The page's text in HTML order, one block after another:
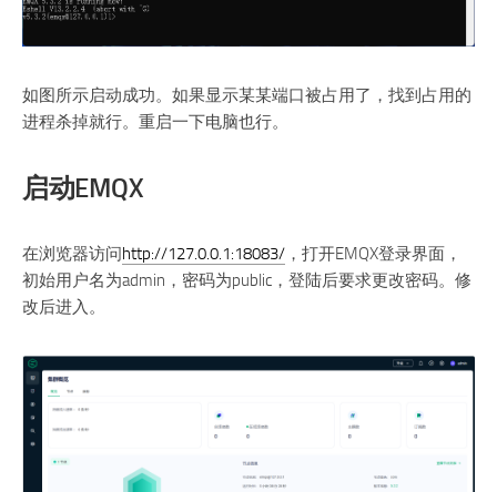
如图所示启动成功。如果显示某某端口被占用了，找到占用的
进程杀掉就行。重启一下电脑也行。
启动EMQX
在浏览器访问http://127.0.0.1:18083/ ，打开EMQX登录界面，
初始用户名为admin，密码为public，登陆后要求更改密码。修
改后进入。